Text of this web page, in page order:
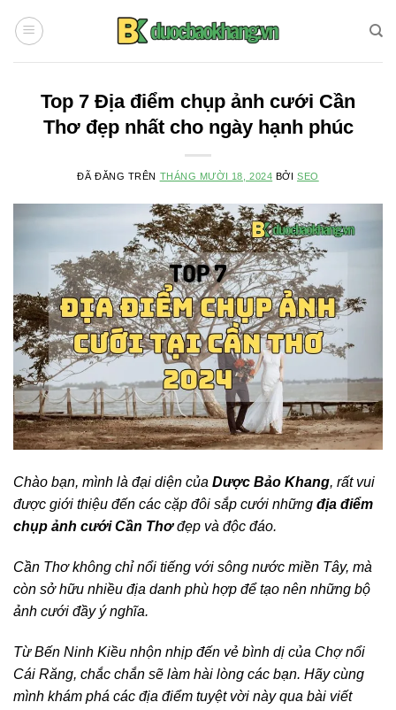
đến
Top 7 Địa điểm chụp ảnh cưới Cần
Thơ đẹp nhất cho ngày hạnh phúc
ĐÃ ĐĂNG TRÊN THÁNG MƯỜI 18, 2024 BỞISEO
Chào bạn, mình là đại diện của Dược Bảo Khang, rất vui
được giới thiệu đến các cặp đôi sắp cưới những địa điểm
chụp ảnh cưới Cần Thơđẹp và độc đáo.
Cần Thơ không chỉ nổi tiếng với sông nước miền Tây, mà
còn sở hữu nhiều địa danh phù hợp để tạo nên những bộ
ảnh cưới đầy ý nghĩa.
Từ Bến Ninh Kiều nhộn nhịp đến vẻ bình dị của Chợ nổi
Cái Răng, chắc chắn sẽ làm hài lòng các bạn. Hãy cùng
mình khám phá các địa điểm tuyệt vời này qua bài viết